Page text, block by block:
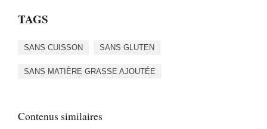
TAGS
SANS CUISSON SANS GLUTEN
SANS MATIÈRE GRASSE AJOUTÉE
Contenus similaires